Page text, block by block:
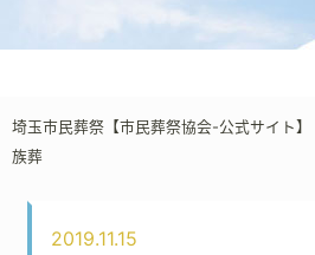
埼玉市民葬祭【市民葬祭協会-公式サイト】
族葬
2019.11.15